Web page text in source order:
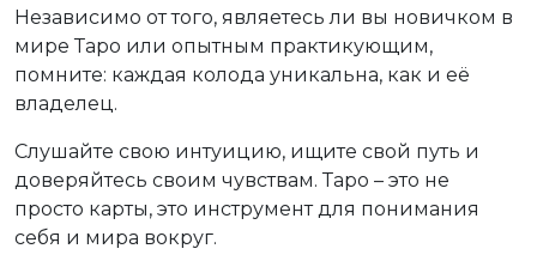
Независимо от того, являетесь ли вы новичком в
мире Таро или опытным практикующим,
помните: каждая колода уникальна, как и её
владелец.
Слушайте свою интуицию, ищите свой путь и
доверяйтесь своим чувствам. Таро – это не
просто карты, это инструмент для понимания
себя и мира вокруг.